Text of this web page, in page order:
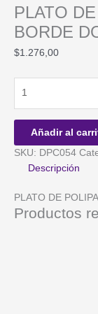
PLATO
BORDE
$1.276,00
17cm
BORDE
6
unidades
Añadir al
SKU: DPC054
Descripción
PLATO DE
Productos